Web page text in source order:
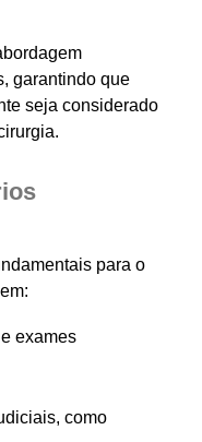
garantindo que
seja considerado
para o
exames
como